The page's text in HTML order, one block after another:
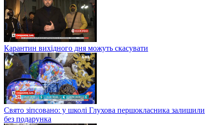
Карантин вихідного дня можуть скасувати
Свято зіпсовано: у школі Глухова першокласника залишили
без подарунка